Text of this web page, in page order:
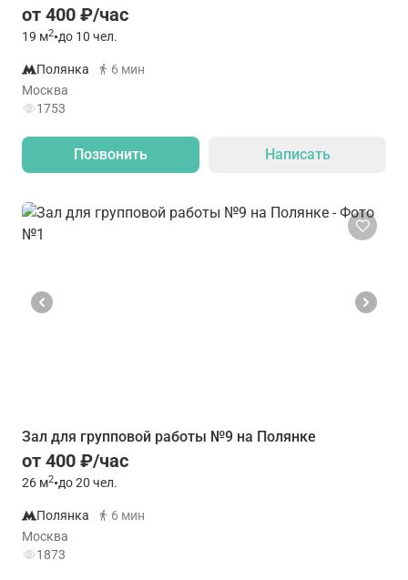
от 400 ₽/час
19 м2•до 10 чел.
Полянка
6 мин
Москва
1753
Позвонить Написать
Зал для групповой работы №9 на Полянке
от 400 ₽/час
26 м2•до 20 чел.
Полянка
6 мин
Москва
1873